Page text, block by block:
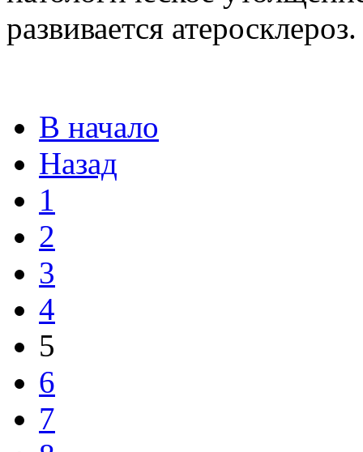
развивается атеросклероз.
В начало
Назад
1
2
3
4
5
6
7